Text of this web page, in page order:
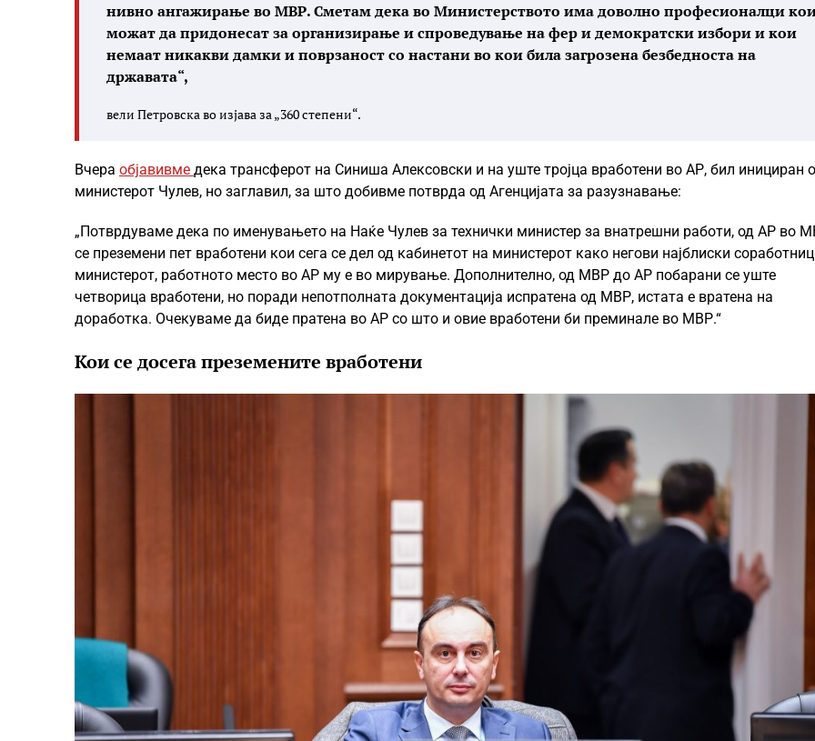
нивно ангажирање во МВР. Сметам дека во Министерството има доволно професионалци
можат да придонесат за организирање и спроведување на фер и демократски избори и кои
немаат никакви дамки и поврзаност со настани во кои била загрозена безбедноста на
државата“,
вели Петровска во изјава за „360 степени“.
Вчера објавивме дека трансферот на Синиша Алексовски и на уште тројца вработени во АР, бил инициран
министерот Чулев, но заглавил, за што добивме потврда од Агенцијата за разузнавање:
„Потврдуваме дека по именувањето на Наќе Чулев за технички министер за внатрешни работи, од АР во
се преземени пет вработени кои сега се дел од кабинетот на министерот како негови најблиски
министерот, работното место во АР му е во мирување. Дополнително, од МВР до АР побарани се уште
четворица вработени, но поради непотполната документација испратена од МВР, истата е вратена на
доработка. Очекуваме да биде пратена во АР со што и овие вработени би преминале во МВР.“
Кои се досега преземените вработени